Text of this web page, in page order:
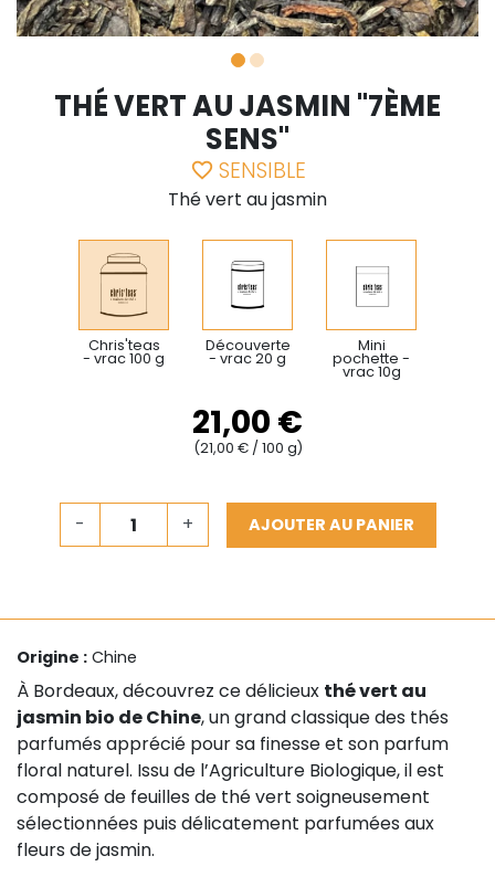
THÉ VERT AU JASMIN "7ÈME
SENS"
favorite_border SENSIBLE
Thé vert au jasmin
Chris'teas
- vrac 100 g
Découverte
- vrac 20 g
Mini
pochette -
vrac 10g
21,00 €
(21,00 € / 100 g)
- + AJOUTER AU PANIER
Origine : Chine
À Bordeaux, découvrez ce délicieux thé vert au
jasmin bio de Chine, un grand classique des thés
parfumés apprécié pour sa finesse et son parfum
floral naturel. Issu de l’Agriculture Biologique, il est
composé de feuilles de thé vert soigneusement
sélectionnées puis délicatement parfumées aux
fleurs de jasmin.